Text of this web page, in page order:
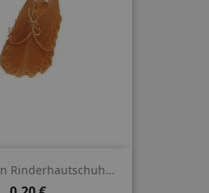
Rinderhautschuh...